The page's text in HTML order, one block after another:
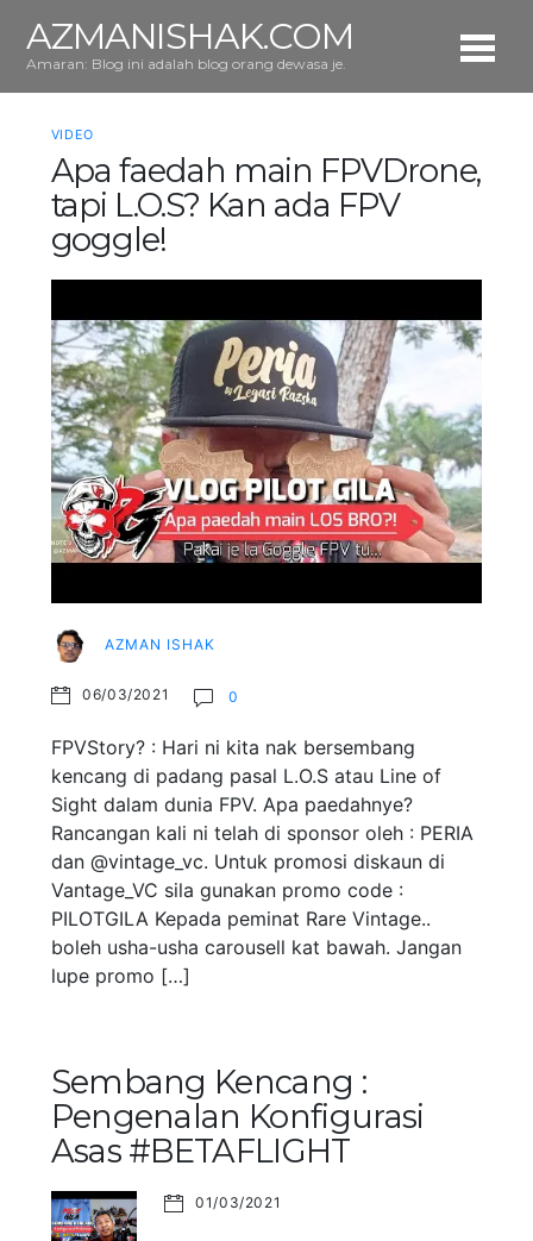
AZMANISHAK.COM
Amaran: Blog ini adalah blog orang dewasa je.
VIDEO
Apa faedah main FPVDrone,
tapi L.O.S? Kan ada FPV
goggle!
AZMAN ISHAK
06/03/2021 0
FPVStory? : Hari ni kita nak bersembang
kencang di padang pasal L.O.S atau Line of
Sight dalam dunia FPV. Apa paedahnye?
Rancangan kali ni telah di sponsor oleh : PERIA
dan @vintage_vc. Untuk promosi diskaun di
Vantage_VC sila gunakan promo code :
PILOTGILA Kepada peminat Rare Vintage..
boleh usha-usha carousell kat bawah. Jangan
lupe promo […]
Sembang Kencang :
Pengenalan Konfigurasi
Asas #BETAFLIGHT
01/03/2021